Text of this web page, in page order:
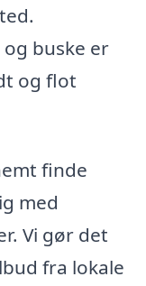
buske er
og flot
finde
med
Vi gør det
fra lokale